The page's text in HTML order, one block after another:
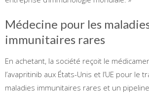
Médecine pour les
immunitaires rares
En achetant, la société reçoit le
l’avapritinib aux États-Unis et l’UE pour le
maladies immunitaires rares et un